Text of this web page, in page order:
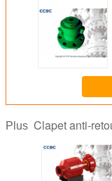
Plus Clapet anti-